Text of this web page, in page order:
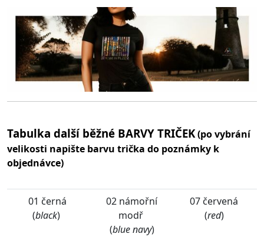
Tabulka další běžné BARVY TRIČEK(po vybrání
velikosti napište barvu trička do poznámky k
objednávce)
01 černá
(black)
02 námořní
modř
(blue navy)
07 červená
(red)